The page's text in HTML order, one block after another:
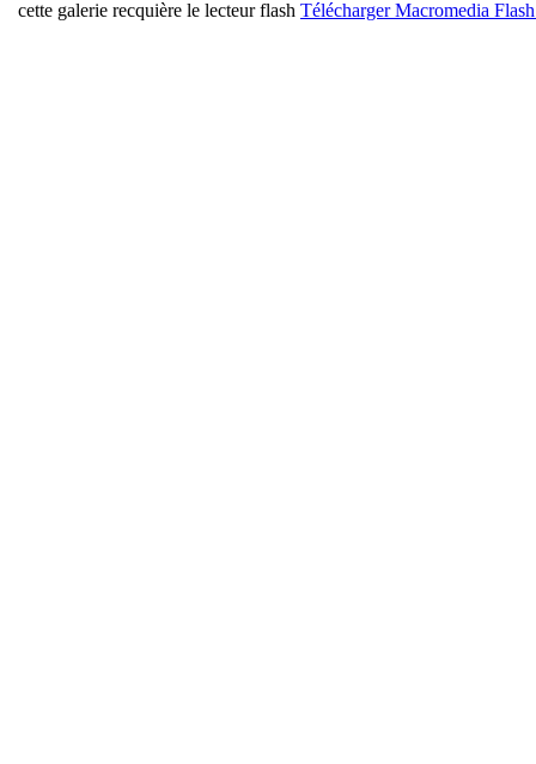
cette galerie recquière le lecteur flash Télécharger Macromedia